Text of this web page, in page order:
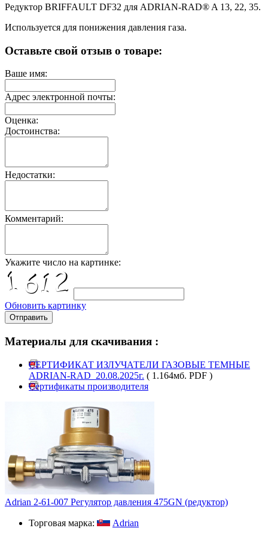
Редуктор BRIFFAULT DF32 для ADRIAN-RAD® A 13, 22, 35.
Используется для понижения давления газа.
Оставьте свой отзыв о товаре:
Ваше имя:
Адрес электронной почты:
Оценка:
Достоинства:
Недостатки:
Комментарий:
Укажите число на картинке:
Обновить картинку
Отправить
Материалы для скачивания :
СЕРТИФИКАТ ИЗЛУЧАТЕЛИ ГАЗОВЫЕ ТЕМНЫЕ
ADRIAN-RAD_20.08.2025г. ( 1.164мб. PDF )
Сертификаты производителя
Adrian 2-61-007 Регулятор давления 475GN (редуктор)
Торговая марка:
Adrian